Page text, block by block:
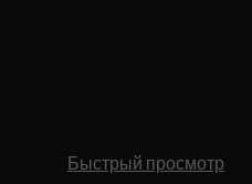
Быстрый просмотр